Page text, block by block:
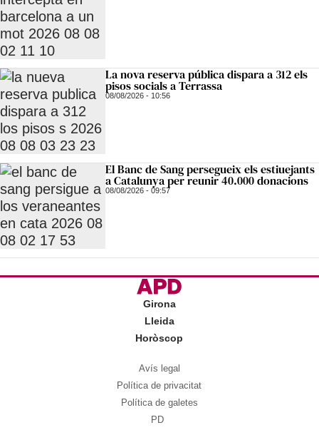
La nova reserva pública dispara a 312 els
pisos socials a Terrassa
08/08/2026 - 10:56
El Banc de Sang persegueix els estiuejants
a Catalunya per reunir 40.000 donacions
08/08/2026 - 09:57
Girona
Lleida
Horòscop
Avís legal
Política de privacitat
Política de galetes
PD